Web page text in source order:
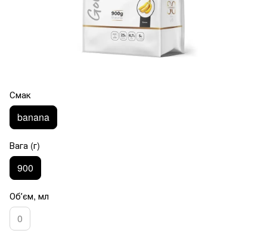
Смак
banana
Вага (г)
900
Обʼєм, мл
0